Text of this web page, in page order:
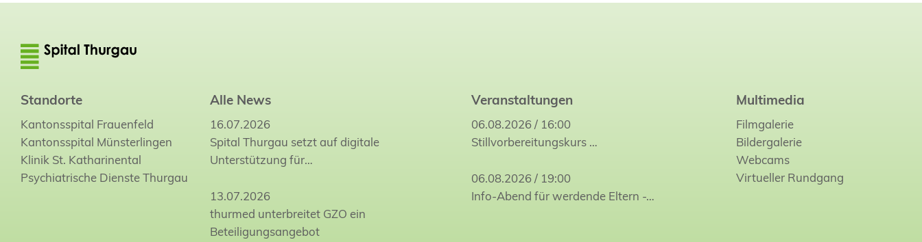
Standorte
Kantonsspital Frauenfeld
Kantonsspital Münsterlingen
Klinik St. Katharinental
Psychiatrische Dienste Thurgau
Alle News
16.07.2026
Spital Thurgau setzt auf digitale
Unterstützung für…
13.07.2026
thurmed unterbreitet GZO ein
Beteiligungsangebot
Veranstaltungen
06.08.2026 / 16:00
Stillvorbereitungskurs…
06.08.2026 / 19:00
Info-Abend für werdende Eltern -…
Multimedia
Filmgalerie
Bildergalerie
Webcams
Virtueller Rundgang